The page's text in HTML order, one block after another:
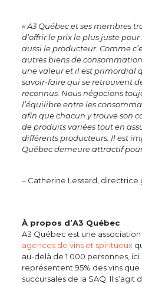
« A3 Québec et ses membres
d’offrir le prix le plus juste
aussi le producteur. Comme
autres biens de
une valeur et il est primordial
savoir-faire qui se retrouvent
reconnus. Nous négocions
l’équilibre entre les
afin que chacun y trouve son
de produits variées tout en
différents producteurs. Il est
Québec demeure attractif
– Catherine Lessard, directrice
À propos d’A3 Québec
A3 Québec est une
agences de vins et spiritueux
au-delà de 1 000 personnes,
représentent 95% des vins que
succursales de la SAQ. Il s’agit